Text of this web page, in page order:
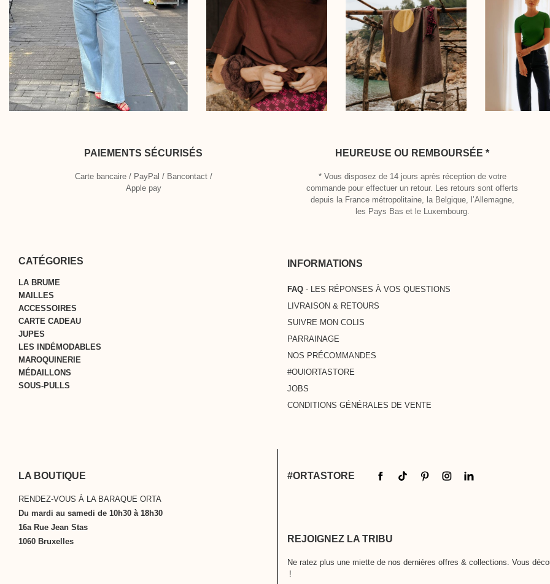
PAIEMENTS SÉCURISÉS
Carte bancaire / PayPal / Bancontact /
Apple pay
HEUREUSE OU REMBOURSÉE *
* Vous disposez de 14 jours après réception de votre
commande pour effectuer un retour. Les retours sont offerts
depuis la France métropolitaine, la Belgique, l’Allemagne,
les Pays Bas et le Luxembourg.
CATÉGORIES
LA BRUME
MAILLES
ACCESSOIRES
CARTE CADEAU
JUPES
LES INDÉMODABLES
MAROQUINERIE
MÉDAILLONS
SOUS-PULLS
INFORMATIONS
CONDITIONS GÉNÉRALES DE VENTE
LIVRAISON & RETOURS
NOS PRÉCOMMANDES
#OUIORTASTORE
PARRAINAGE
FAQ- LES RÉPONSES À VOS QUESTIONS
SUIVRE MON COLIS
JOBS
LA BOUTIQUE
RENDEZ-VOUS À LA BARAQUE ORTA
Du mardi au samedi de 10h30 à 18h30
16a Rue Jean Stas
1060 Bruxelles
#ORTASTORE
REJOIGNEZ LA TRIBU
Ne ratez plus une miette de nos dernières offres & collections. Vous
!